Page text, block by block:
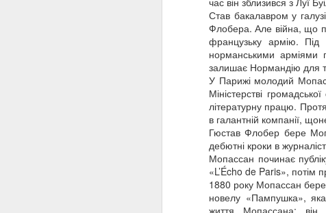
Став бакалавром у
Флобера. Але війна, що
французьку армію. Під
норманськими арміями
залишає Нормандію для
У Парижі молодий
Міністерстві
літературну працю.
в галантній компанії,
Гюстав Флобер бере
дебютні кроки в
Мопассан починає
«L’Écho de Paris», потім
1880 року Мопассан
новелу «Пампушка»,
життя Мопассана: він
окупантами. Лише
яка відкрила читачам
Минуло 120 років від дня
завдяки таким постатям,
жертовність стали
українського слова та